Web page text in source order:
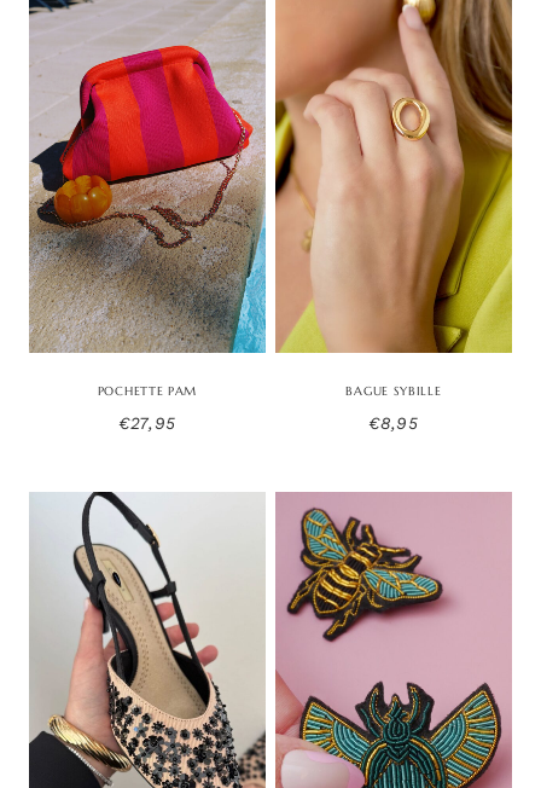
POCHETTE PAM
€27,95
BAGUE SYBILLE
€8,95